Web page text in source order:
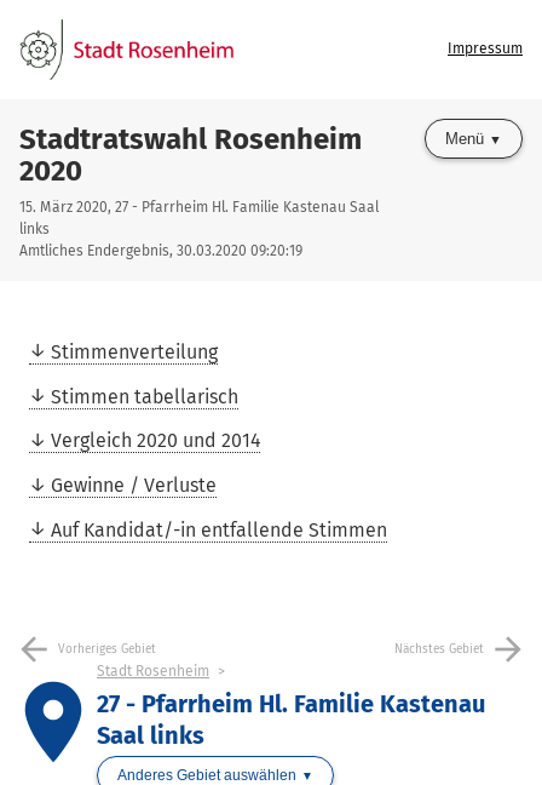
Impressum
Stadtratswahl Rosenheim
2020
15. März 2020, 27 - Pfarrheim Hl. Familie Kastenau Saal
links
Amtliches Endergebnis, 30.03.2020 09:20:19
Menü
Stimmenverteilung
Stimmen tabellarisch
Vergleich 2020 und 2014
Gewinne / Verluste
Auf Kandidat/-in entfallende Stimmen
arrow_back Vorheriges Gebiet Nächstes Gebiet arrow_forward
place
Stadt Rosenheim
27 - Pfarrheim Hl. Familie Kastenau
Saal links
Anderes Gebiet auswählen